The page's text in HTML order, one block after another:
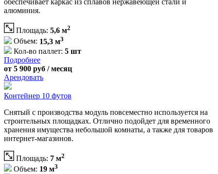
обеспечивает каркас из сплавов нержавеющей стали и
алюминия.
Площадь: 5,6 м2
Объем: 15,3 м3
Кол-во паллет: 5 шт
Подробнее
от 5 900 руб / месяц
Арендовать
Контейнер 10 футов
Снятый с производства модуль повсеместно используется на
строительных площадках. Отлично подойдет для временного
хранения имущества небольшой комнаты, а также для товаров
интернет-магазинов.
Площадь: 7 м2
Объем: 19 м3